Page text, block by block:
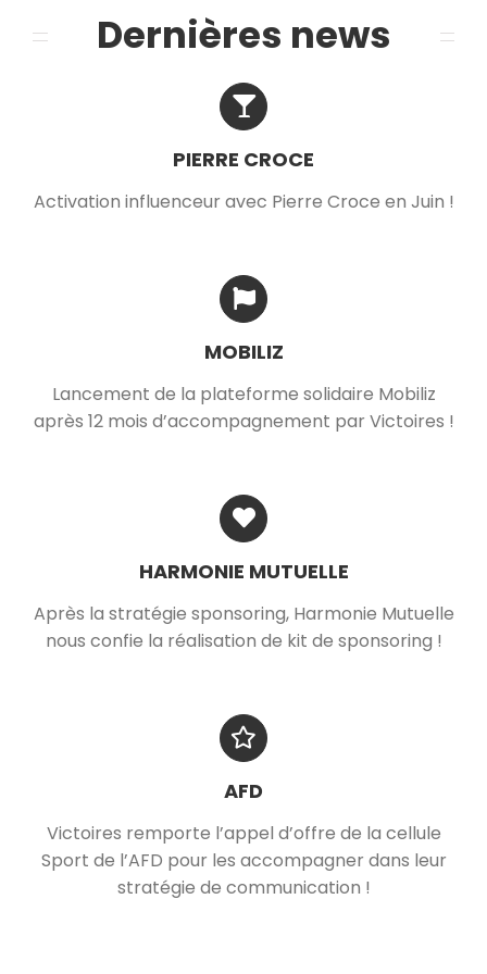
Dernières news
PIERRE CROCE
Activation influenceur avec Pierre Croce en Juin !
MOBILIZ
Lancement de la plateforme solidaire Mobiliz
après 12 mois d’accompagnement par Victoires !
HARMONIE MUTUELLE
Après la stratégie sponsoring, Harmonie Mutuelle
nous confie la réalisation de kit de sponsoring !
AFD
Victoires remporte l’appel d’offre de la cellule
Sport de l’AFD pour les accompagner dans leur
stratégie de communication !